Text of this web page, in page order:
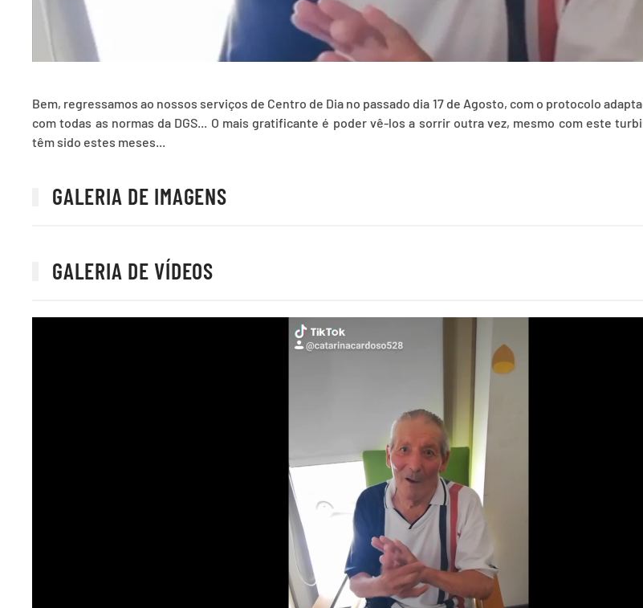
Bem, regressamos ao nossos serviços de Centro de Dia no passado dia 17 de Agosto, com o protocolo
com todas as normas da DGS... O mais gratificante é poder vê-los a sorrir outra vez, mesmo com este
têm sido estes meses...
GALERIA DE IMAGENS
GALERIA DE VÍDEOS